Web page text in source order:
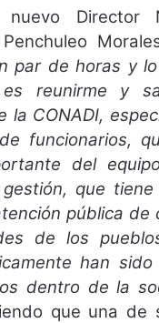
Director
par de horas y
es reunirme y
la CONADI,
funcionarios,
del
que
pública de
de los
han
dentro de la
que una de